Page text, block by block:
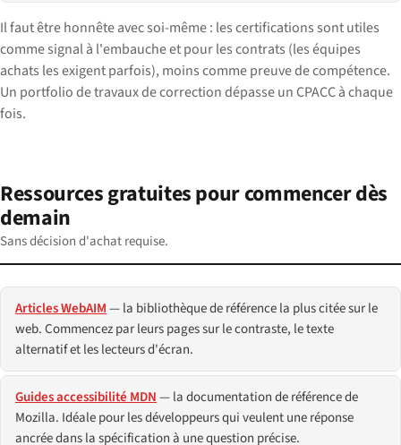
Il faut être honnête avec soi-même : les certifications sont utiles
comme signal à l'embauche et pour les contrats (les équipes
achats les exigent parfois), moins comme preuve de compétence.
Un portfolio de travaux de correction dépasse un CPACC à chaque
fois.
Ressources gratuites pour commencer dès
demain
Sans décision d'achat requise.
Articles WebAIM— la bibliothèque de référence la plus citée sur le
web. Commencez par leurs pages sur le contraste, le texte
alternatif et les lecteurs d'écran.
Guides accessibilité MDN— la documentation de référence de
Mozilla. Idéale pour les développeurs qui veulent une réponse
ancrée dans la spécification à une question précise.